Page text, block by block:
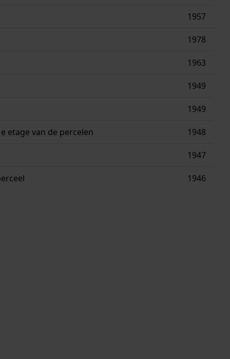
1957
1978
1963
1949
1949
etage van de percelen 1948
1947
1946